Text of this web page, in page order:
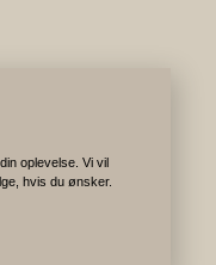
oplevelse. Vi vil
hvis du ønsker.